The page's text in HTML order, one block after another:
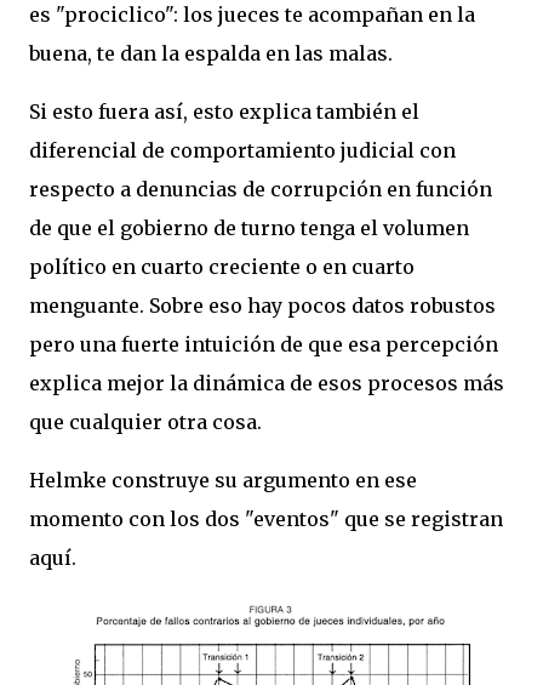
es "prociclico": los jueces te acompañan en la
buena, te dan la espalda en las malas.
Si esto fuera así, esto explica también el
diferencial de comportamiento judicial con
respecto a denuncias de corrupción en función
de que el gobierno de turno tenga el volumen
político en cuarto creciente o en cuarto
menguante. Sobre eso hay pocos datos robustos
pero una fuerte intuición de que esa percepción
explica mejor la dinámica de esos procesos más
que cualquier otra cosa.
Helmke construye su argumento en ese
momento con los dos "eventos" que se registran
aquí.